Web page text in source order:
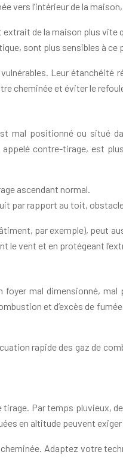
vers l’intérieur de la
de la maison plus vite
sont plus sensibles à ce
Leur étanchéité
cheminée et éviter le
positionné ou situé
contre-tirage, est
ascendant normal.
par rapport au toit,
par exemple), peut
le vent et en protégeant
mal dimensionné,
et d’excès de
rapide des gaz de
Par temps pluvieux,
en altitude peuvent
Adaptez votre